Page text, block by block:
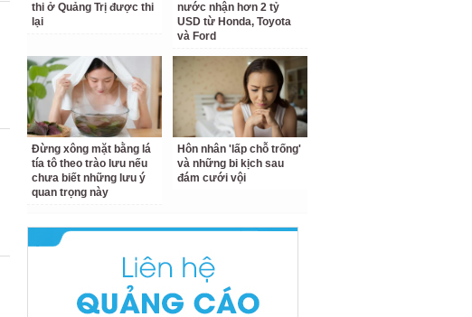
thi ở Quảng Trị được thi
lại
nước nhận hơn 2 tỷ
USD từ Honda, Toyota
và Ford
Đừng xông mặt bằng lá
tía tô theo trào lưu nếu
chưa biết những lưu ý
quan trọng này
Hôn nhân 'lấp chỗ trống'
và những bi kịch sau
đám cưới vội